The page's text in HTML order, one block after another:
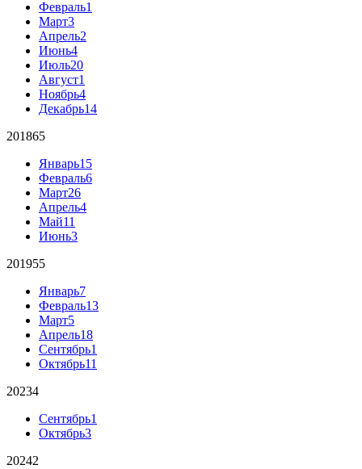
Февраль1
Март3
Апрель2
Июнь4
Июль20
Август1
Ноябрь4
Декабрь14
201865
Январь15
Февраль6
Март26
Апрель4
Май11
Июнь3
201955
Январь7
Февраль13
Март5
Апрель18
Сентябрь1
Октябрь11
20234
Сентябрь1
Октябрь3
20242